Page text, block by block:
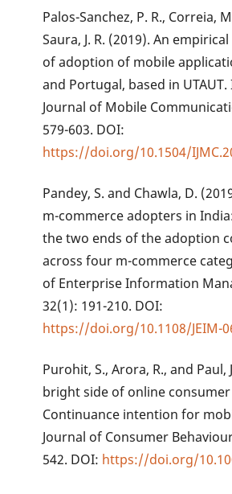
Palos-Sanchez, P. R., Correia,
Saura, J. R. (2019). An
of adoption of mobile
and Portugal, based in
Journal of Mobile
579-603. DOI:
https://doi.org/10.1504/
Pandey, S. and Chawla, D.
m-commerce adopters in
the two ends of the adoption
across four m-commerce
of Enterprise Information
32(1): 191-210. DOI:
https://doi.org/10.1108/JEIM-
Purohit, S., Arora, R., and Paul,
bright side of online
Continuance intention for
Journal of Consumer
542. DOI: https://doi.org/